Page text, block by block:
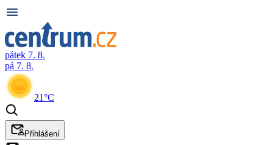
pátek 7. 8.
pá 7. 8.
21°C
Přihlášení